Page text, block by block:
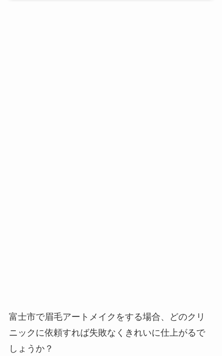
富士市で眉毛アートメイクをする場合、
どのクリ
ニックに依頼すれば失敗なくきれいに仕上がるで
しょうか？